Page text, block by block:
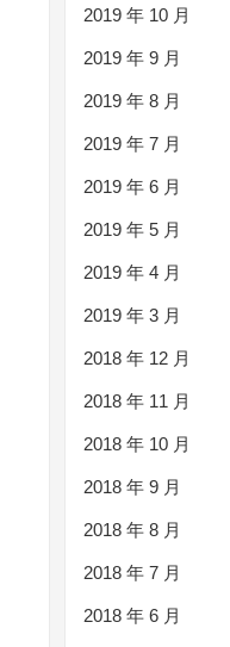
2019 年 10 月
2019 年 9 月
2019 年 8 月
2019 年 7 月
2019 年 6 月
2019 年 5 月
2019 年 4 月
2019 年 3 月
2018 年 12 月
2018 年 11 月
2018 年 10 月
2018 年 9 月
2018 年 8 月
2018 年 7 月
2018 年 6 月